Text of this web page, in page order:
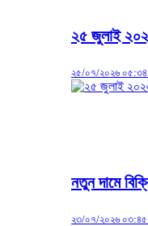
২৫ জুলাই
২৫/০৭/২০২৬ ০৫:৩৪
নতুন দামে
২৩/০৭/২০২৬ ০৩:৪৫